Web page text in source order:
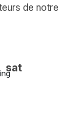
de notre
sat